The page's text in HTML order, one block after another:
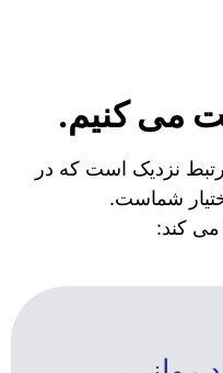
می کنیم.
نزدیک است که در
شماست.
کند: